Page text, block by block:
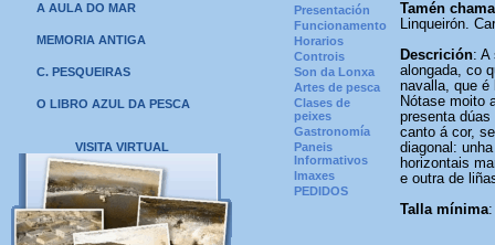
A AULA DO MAR
MEMORIA ANTIGA
C. PESQUEIRAS
O LIBRO AZUL DA PESCA
VISITA VIRTUAL
Presentación
Funcionamento
Horarios
Controis
Son da Lonxa
Artes de pesca
Clases de
peixes
Gastronomía
Paneis
Informativos
Imaxes
PEDIDOS
Tamén
Linqueirón.
Descrición: A
alongada, co
navalla, que é
Nótase moito
presenta
canto á cor,
diagonal:
horizontais
e outra de
Talla mínima: